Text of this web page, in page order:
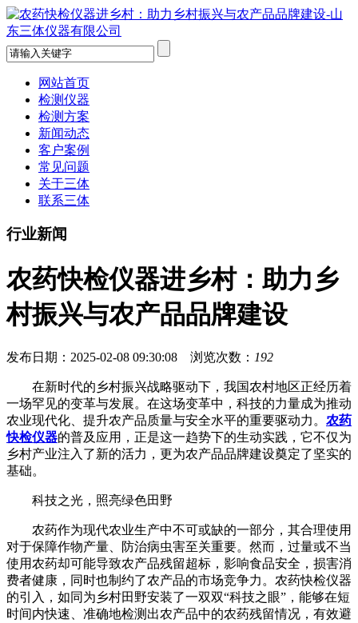
网站首页
检测仪器
检测方案
新闻动态
客户案例
常见问题
关于三体
联系三体
行业新闻
农药快检仪器进乡村：助力乡
村振兴与农产品品牌建设
发布日期：2025-02-08 09:30:08 浏览次数： 192
在新时代的乡村振兴战略驱动下，我国农村地区正经历着
一场罕见的变革与发展。在这场变革中，科技的力量成为推动
农业现代化、提升农产品质量与安全水平的重要驱动力。 农药
快检仪器的普及应用，正是这一趋势下的生动实践，它不仅为
乡村产业注入了新的活力，更为农产品品牌建设奠定了坚实的
基础。
科技之光，照亮绿色田野
农药作为现代农业生产中不可或缺的一部分，其合理使用
对于保障作物产量、防治病虫害至关重要。然而，过量或不当
使用农药却可能导致农产品残留超标，影响食品安全，损害消
费者健康，同时也制约了农产品的市场竞争力。农药快检仪器
的引入，如同为乡村田野安装了一双双“科技之眼”，能够在短
时间内快速、准确地检测出农产品中的农药残留情况，有效避